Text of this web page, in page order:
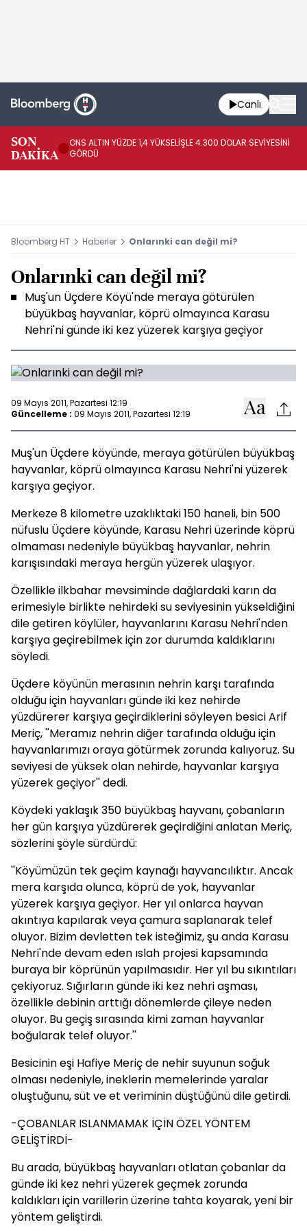
Canlı
SON
DAKİKA
ONS ALTIN YÜZDE 1,4 YÜKSELİŞLE 4.300 DOLAR SEVİYESİNİ
GÖRDÜ
Bloomberg HT Haberler Onlarınki can değil mi?
Onlarınki can değil mi?
Muş'un Üçdere Köyü'nde meraya götürülen
büyükbaş hayvanlar, köprü olmayınca Karasu
Nehri'ni günde iki kez yüzerek karşıya geçiyor
09 Mayıs 2011, Pazartesi 12:19
Güncelleme : 09 Mayıs 2011, Pazartesi 12:19
Muş'un Üçdere köyünde, meraya götürülen büyükbaş
hayvanlar, köprü olmayınca Karasu Nehri'ni yüzerek
karşıya geçiyor.
Merkeze 8 kilometre uzaklıktaki 150 haneli, bin 500
nüfuslu Üçdere köyünde, Karasu Nehri üzerinde köprü
olmaması nedeniyle büyükbaş hayvanlar, nehrin
karışısındaki meraya hergün yüzerek ulaşıyor.
Özellikle ilkbahar mevsiminde dağlardaki karın da
erimesiyle birlikte nehirdeki su seviyesinin yükseldiğini
dile getiren köylüler, hayvanlarını Karasu Nehri'nden
karşıya geçirebilmek için zor durumda kaldıklarını
söyledi.
Üçdere köyünün merasının nehrin karşı tarafında
olduğu için hayvanları günde iki kez nehirde
yüzdürerer karşıya geçirdiklerini söyleyen besici Arif
Meriç, ''Meramız nehrin diğer tarafında olduğu için
hayvanlarımızı oraya götürmek zorunda kalıyoruz. Su
seviyesi de yüksek olan nehirde, hayvanlar karşıya
yüzerek geçiyor'' dedi.
Köydeki yaklaşık 350 büyükbaş hayvanı, çobanların
her gün karşıya yüzdürerek geçirdiğini anlatan Meriç,
sözlerini şöyle sürdürdü:
''Köyümüzün tek geçim kaynağı hayvancılıktır. Ancak
mera karşıda olunca, köprü de yok, hayvanlar
yüzerek karşıya geçiyor. Her yıl onlarca hayvan
akıntıya kapılarak veya çamura saplanarak telef
oluyor. Bizim devletten tek isteğimiz, şu anda Karasu
Nehri'nde devam eden ıslah projesi kapsamında
buraya bir köprünün yapılmasıdır. Her yıl bu sıkıntıları
çekiyoruz. Sığırların günde iki kez nehri aşması,
özellikle debinin arttığı dönemlerde çileye neden
oluyor. Bu geçiş sırasında kimi zaman hayvanlar
boğularak telef oluyor.''
Besicinin eşi Hafiye Meriç de nehir suyunun soğuk
olması nedeniyle, ineklerin memelerinde yaralar
oluştuğunu, süt ve et veriminin düştüğünü dile getirdi.
-ÇOBANLAR ISLANMAMAK İÇİN ÖZEL YÖNTEM
GELİŞTİRDİ-
Bu arada, büyükbaş hayvanları otlatan çobanlar da
günde iki kez nehri yüzerek geçmek zorunda
kaldıkları için varillerin üzerine tahta koyarak, yeni bir
yöntem geliştirdi.